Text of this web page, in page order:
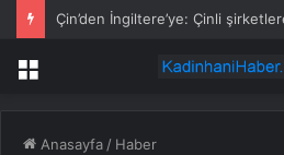
Çin’den İngiltere’ye: Çinli
Menü
Anasayfa / Haber